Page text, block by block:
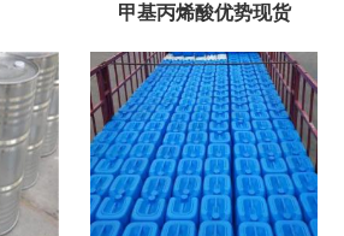
甲基丙烯酸优势现货